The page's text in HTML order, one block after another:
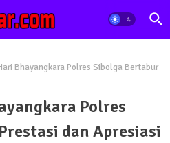
Bhayangkara Polres Sibolga Bertabur
Polres
dan Apresiasi